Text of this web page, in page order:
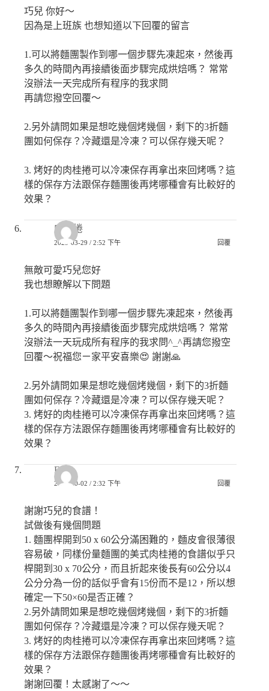
巧兒 你好～
因為是上班族 也想知道以下回覆的留言
1.可以將麵團製作到哪一個步驟先凍起來，然後再
多久的時間內再接續後面步驟完成烘焙嗎？ 常常
沒辦法一天完成所有程序的我求問
再請您撥空回覆～
2.另外請問如果是想吃幾個烤幾個，剩下的3折麵
團如何保存？冷藏還是冷凍？可以保存幾天呢？
3. 烤好的肉桂捲可以冷凍保存再拿出來回烤嗎？這
樣的保存方法跟保存麵團後再烤哪種會有比較好的
效果？
肉桂捲
2023-03-29 / 2:52 下午 回覆
無敵可愛巧兒您好
我也想瞭解以下問題
1.可以將麵團製作到哪一個步驟先凍起來，然後再
多久的時間內再接續後面步驟完成烘焙嗎？ 常常
沒辦法一天玩成所有程序的我求問^_^再請您撥空
回覆～祝福您ㄧ家平安喜樂😍 謝謝🙏
2.另外請問如果是想吃幾個烤幾個，剩下的3折麵
團如何保存？冷藏還是冷凍？可以保存幾天呢？
3. 烤好的肉桂捲可以冷凍保存再拿出來回烤嗎？這
樣的保存方法跟保存麵團後再烤哪種會有比較好的
效果？
Fuyi
2022-10-02 / 2:32 下午 回覆
謝謝巧兒的食譜！
試做後有幾個問題
1. 麵團桿開到50 x 60公分滿困難的，麵皮會很薄很
容易破，同樣份量麵團的美式肉桂捲的食譜似乎只
桿開到30 x 70公分，而且折起來後長有60公分以4
公分分為一份的話似乎會有15份而不是12，所以想
確定一下50×60是否正確？
2.另外請問如果是想吃幾個烤幾個，剩下的3折麵
團如何保存？冷藏還是冷凍？可以保存幾天呢？
3. 烤好的肉桂捲可以冷凍保存再拿出來回烤嗎？這
樣的保存方法跟保存麵團後再烤哪種會有比較好的
效果？
謝謝回覆！太感謝了～～